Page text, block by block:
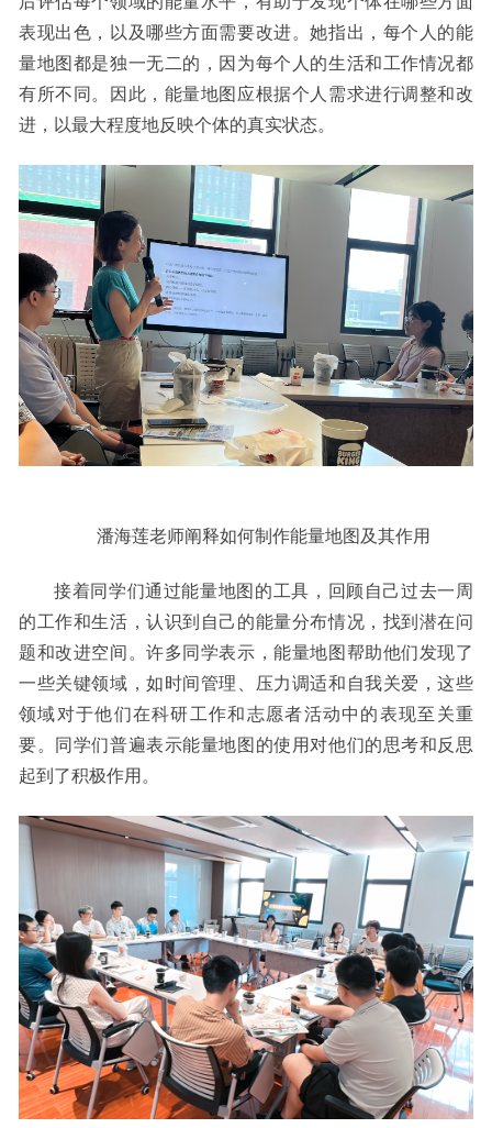
表现出色，以及哪些方面需要改进。她指出，每个人的能
量地图都是独一无二的，因为每个人的生活和工作情况都
有所不同。因此，能量地图应根据个人需求进行调整和改
进，以最大程度地反映个体的真实状态。
潘海莲老师阐释如何制作能量地图及其作用
接着同学们通过能量地图的工具， 回顾自己过去一周
的工作和生活，认识到自己的能量分布情况，找到潜在问
题和改进空间。许多同学表示，能量地图帮助他们发现了
一些关键领域，如时间管理、压力调适和自我关爱，这些
领域对于他们在科研工作和志愿者活动中的表现至关重
要。同学们普遍表示能量地图的使用对他们的思考和反思
起到了积极作用。